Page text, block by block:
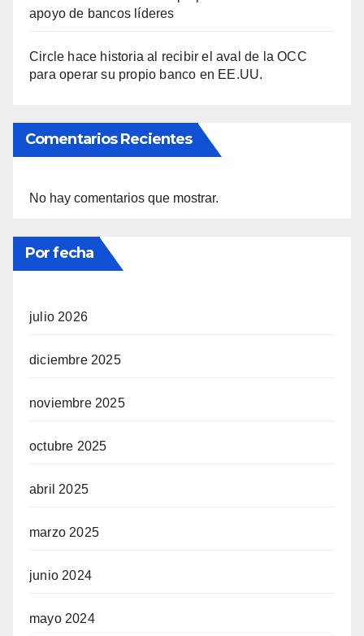
apoyo de bancos líderes
Circle hace historia al recibir el aval de la OCC
para operar su propio banco en EE.UU.
Comentarios Recientes
No hay comentarios que mostrar.
Por fecha
julio 2026
diciembre 2025
noviembre 2025
octubre 2025
abril 2025
marzo 2025
junio 2024
mayo 2024